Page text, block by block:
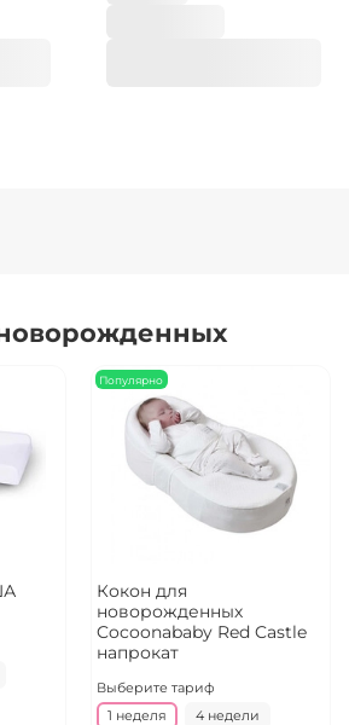
Популярно
Кокон для
новорожденных
Cocoonababy Red Castle
напрокат
Выберите тариф
1 неделя
4 недели